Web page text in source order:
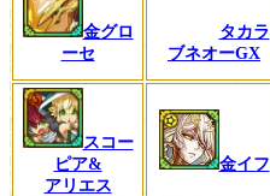
金グロ
ーセ
タカラ
ブネオーGX
スコー
ピア&
アリエス
金イフ